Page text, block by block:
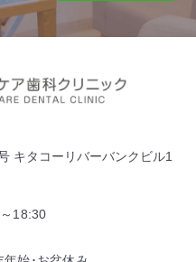
キタコーリバーバンクビル1
18:30